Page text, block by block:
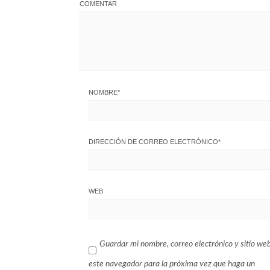
COMENTAR
NOMBRE*
DIRECCIÓN DE CORREO ELECTRÓNICO*
WEB
Guardar mi nombre, correo electrónico y sitio
este navegador para la próxima vez que haga un